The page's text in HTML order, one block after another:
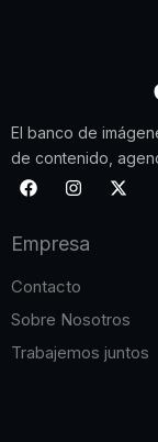
El banco de
de contenido,
F
a
b
o
I
n
a
r
m
X
-
r
Empresa
Contacto
Sobre Nosotros
Trabajemos juntos